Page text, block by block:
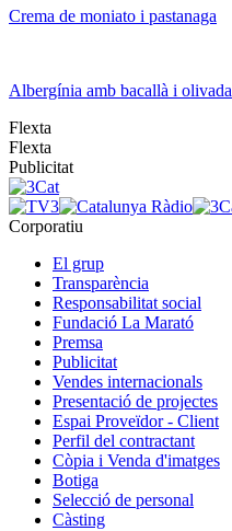
Crema de moniato i pastanaga
Albergínia amb bacallà i olivada
Flexta
Flexta
Publicitat
Corporatiu
El grup
Transparència
Responsabilitat social
Fundació La Marató
Premsa
Publicitat
Vendes internacionals
Presentació de projectes
Espai Proveïdor - Client
Perfil del contractant
Còpia i Venda d'imatges
Botiga
Selecció de personal
Càsting